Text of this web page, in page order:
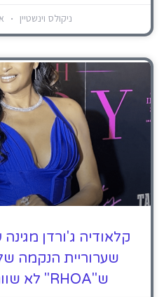
ניקולס וינשטיין
קלאודיה ג'ורדן
ש"RHOA" לא שווה צפייה בלעדיה